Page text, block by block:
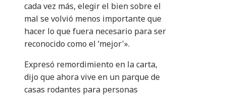
cada vez más, elegir el bien sobre el
mal se volvió menos importante que
hacer lo que fuera necesario para ser
reconocido como el ‘mejor'».
Expresó remordimiento en la carta,
dijo que ahora vive en un parque de
casas rodantes para personas